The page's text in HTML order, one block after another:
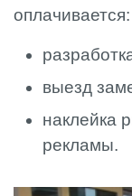
оплачивается:
выезд
наклейка
рекламы.